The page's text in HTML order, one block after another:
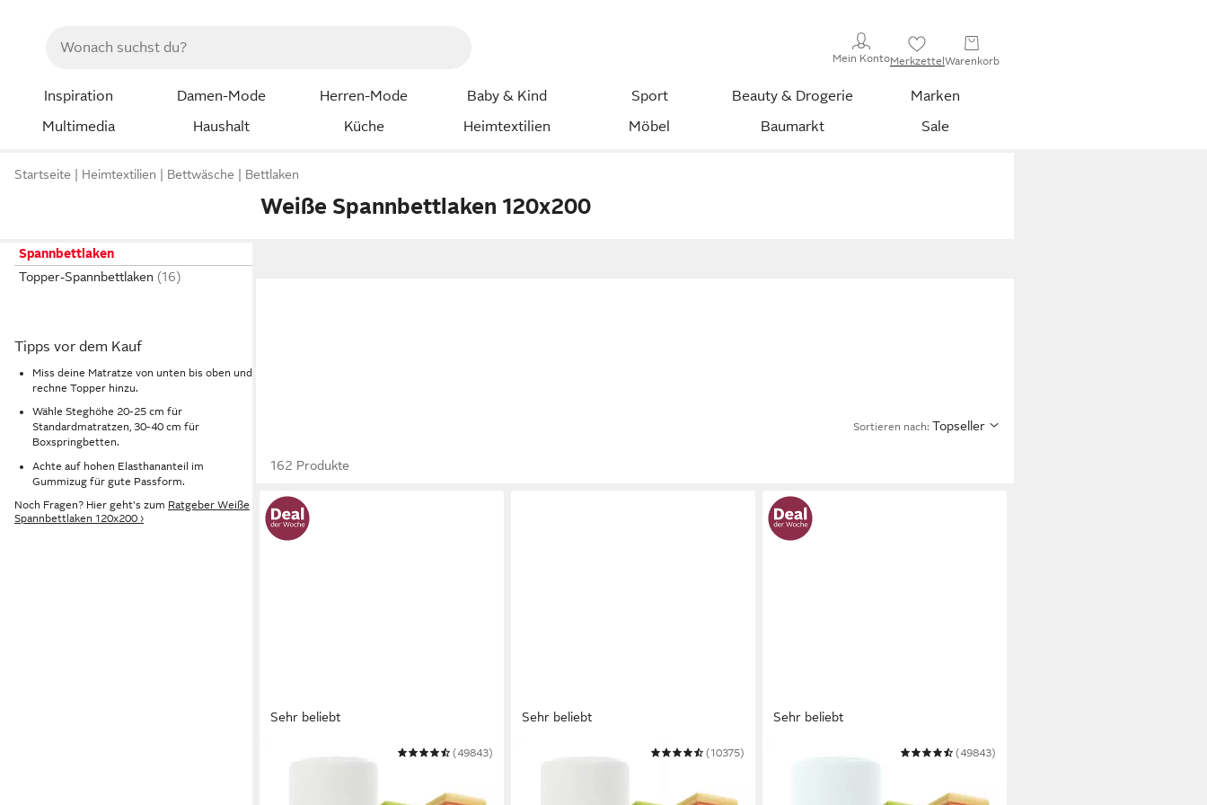
Mein KontoMerkzettelWarenkorb
Inspiration Damen-Mode Herren-Mode Baby & Kind Sport Beauty & Drogerie
Marken
Multimedia
Haushalt Küche Heimtextilien Möbel Baumarkt Sale
Startseite Heimtextilien Bettwäsche Bettlaken
Weiße Spannbettlaken 120x200
Spannbettlaken
Topper-Spannbettlaken
Tipps vor dem Kauf
Miss deine Matratze von unten bis oben und
rechne Topper hinzu.
Wähle Steghöhe 20-25 cm für
Standardmatratzen, 30-40 cm für
Boxspringbetten.
Achte auf hohen Elasthananteil im
Gummizug für gute Passform.
Noch Fragen? Hier geht's zum Ratgeber Weiße
Spannbettlaken 120x200 ›
Sortieren nach: Topseller
162 Produkte
Sehr beliebt
und PREMIUM Qualität, 100%
(49843)
Sehr beliebt
BASIC und PREMIUM Qualität, 100%
(10375)
Sehr beliebt
und PREMIUM Qualität, 100%
(49843)